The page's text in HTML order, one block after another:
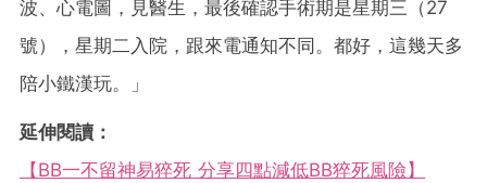
波、心電圖，見醫生，最後確認手術期是星期三（27
號），星期二入院，跟來電通知不同。都好，這幾天多
陪小鐵漢玩。」
延伸閱讀：
【BB一不留神易猝死 分享四點減低BB猝死風險】